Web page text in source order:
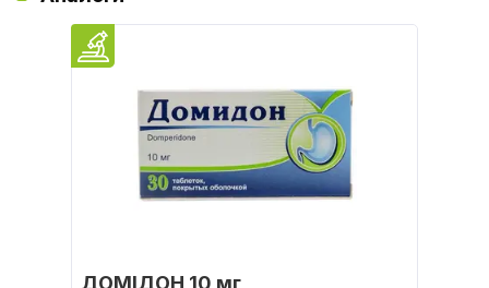
ДОМІДОН 10 мг